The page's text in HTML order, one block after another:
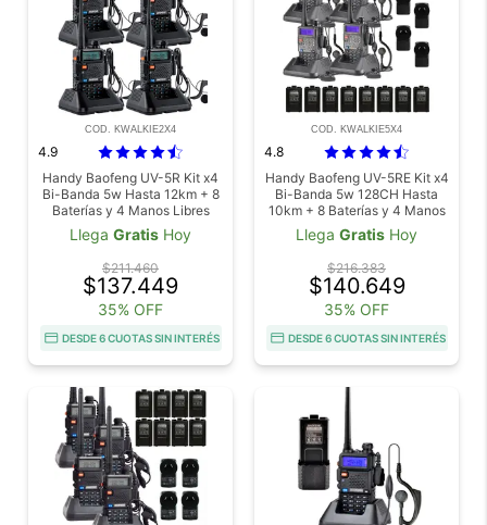
COD. KWALKIE2X4
4.9
Handy Baofeng UV-5R Kit x4
Bi-Banda 5w Hasta 12km + 8
Baterías y 4 Manos Libres
Llega Gratis Hoy
$211.460
$137.449
35% OFF
DESDE 6 CUOTAS SIN INTERÉS
COD. KWALKIE5X4
4.8
Handy Baofeng UV-5RE Kit x4
Bi-Banda 5w 128CH Hasta
10km + 8 Baterías y 4 Manos
Libres
Llega Gratis Hoy
$216.383
$140.649
35% OFF
DESDE 6 CUOTAS SIN INTERÉS